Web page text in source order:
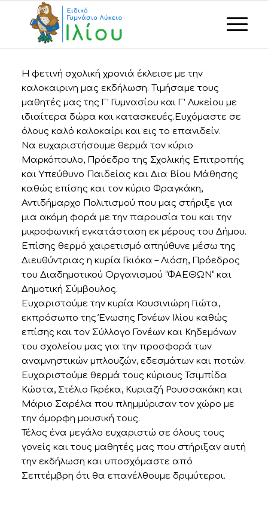
Η φετινή σχολική χρονιά έκλεισε με την
καλοκαιρινη μας εκδήλωση. Τιμήσαμε τους
μαθητές μας της Γ’ Γυμνασίου και Γ’ Λυκείου με
ιδιαίτερα δώρα και κατασκευές.Ευχόμαστε σε
όλους καλό καλοκαίρι και εις το επανιδείν.
Να ευχαριστήσουμε θερμά τον κύριο
Μαρκόπουλο, Πρόεδρο της Σχολικής Επιτροπής
και Υπεύθυνο Παιδείας και Δια Βίου Μάθησης
καθώς επίσης και τον κύριο Φραγκάκη,
Αντιδήμαρχο Πολιτισμού που μας στήριξε για
μια ακόμη φορά με την παρουσία του και την
μικροφωνική εγκατάσταση εκ μέρους του Δήμου.
Επίσης θερμό χαιρετισμό απηύθυνε μέσω της
Διευθύντριας η κυρία Γκιόκα – Λιόση, Πρόεδρος
του Διαδημοτικού Οργανισμού “ΦΑΕΘΩΝ” και
Δημοτική Σύμβουλος.
Ευχαριστούμε την κυρία Κουσινιώρη Γιώτα,
εκπρόσωπο της Ένωσης Γονέων Ιλίου καθώς
επίσης και τον Σύλλογο Γονέων και Κηδεμόνων
του σχολείου μας για την προσφορά των
αναμνηστικών μπλουζών, εδεσμάτων και ποτών.
Ευχαριστούμε θερμά τους κύριους Τσιμπίδα
Κώστα, Στέλιο Γκρέκα, Κυριαζή Ρουσσακάκη και
Μάριο Σαρέλα που πλημμύρισαν τον χώρο με
την όμορφη μουσική τους.
Τέλος ένα μεγάλο ευχαριστώ σε όλους τους
γονείς και τους μαθητές μας που στήριξαν αυτή
την εκδήλωση και υποσχόμαστε από
Σεπτέμβρη ότι θα επανέλθουμε δριμύτεροι.